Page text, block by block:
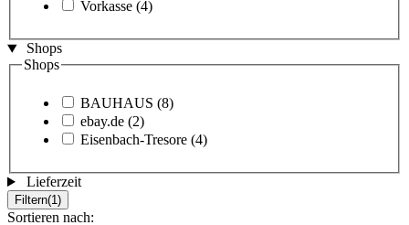
Vorkasse (4)
Shops
Shops
BAUHAUS (8)
ebay.de (2)
Eisenbach-Tresore (4)
Lieferzeit
Filtern(1)
Sortieren nach: